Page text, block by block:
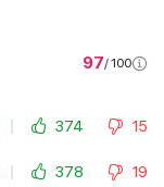
97/ 100
374 15
378 19